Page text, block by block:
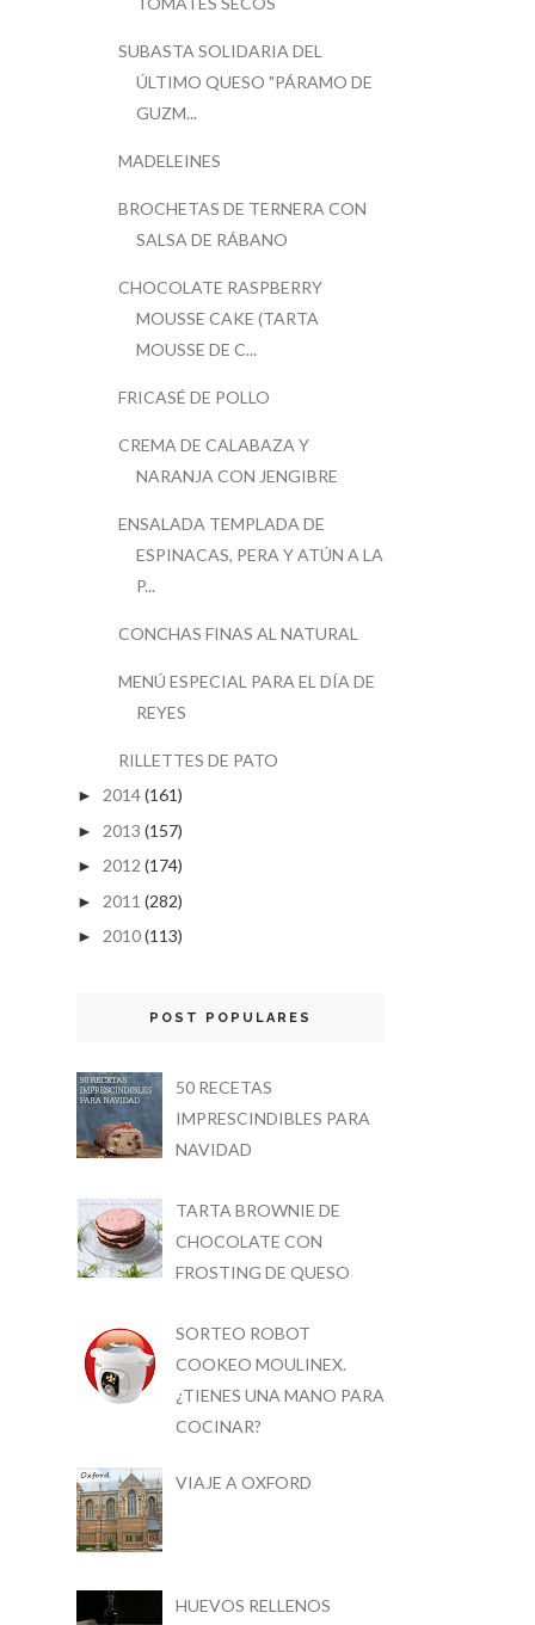
SUBASTA SOLIDARIA DEL
ÚLTIMO QUESO "PÁRAMO DE
GUZM...
MADELEINES
BROCHETAS DE TERNERA CON
SALSA DE RÁBANO
CHOCOLATE RASPBERRY
MOUSSE CAKE (TARTA
MOUSSE DE C...
FRICASÉ DE POLLO
CREMA DE CALABAZA Y
NARANJA CON JENGIBRE
ENSALADA TEMPLADA DE
ESPINACAS, PERA Y ATÚN A LA
P...
CONCHAS FINAS AL NATURAL
MENÚ ESPECIAL PARA EL DÍA DE
REYES
RILLETTES DE PATO
► 2014(161)
► 2013 (157)
► 2012 (174)
► 2011 (282)
► 2010(113)
POST POPULARES
50 RECETAS
IMPRESCINDIBLES PARA
NAVIDAD
TARTA BROWNIE DE
CHOCOLATE CON
FROSTING DE QUESO
SORTEO ROBOT
COOKEO MOULINEX.
¿TIENES UNA MANO PARA
COCINAR?
VIAJE A OXFORD
HUEVOS RELLENOS